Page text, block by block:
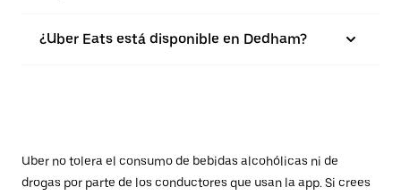
¿Uber Eats está disponible en Dedham?
Uber no tolera el consumo de bebidas alcohólicas ni de
drogas por parte de los conductores que usan la app. Si crees